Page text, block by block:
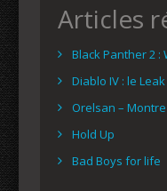
Articles
Black Panther 2
Diablo IV : le
Orelsan –
Hold Up
Bad Boys for life